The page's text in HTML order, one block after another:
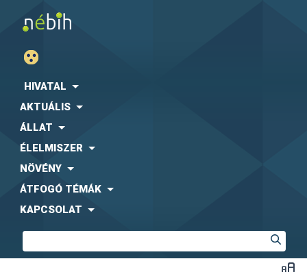
HIVATAL
AKTUÁLIS
ÁLLAT
ÉLELMISZER
NÖVÉNY
ÁTFOGÓ TÉMÁK
KAPCSOLAT